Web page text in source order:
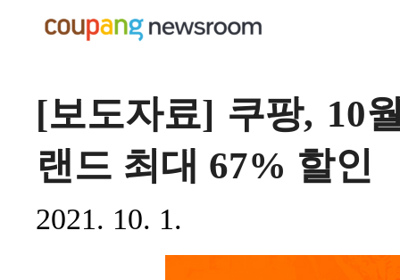
[보도자료] 쿠팡, 10
랜드 최대 67% 할인
2021. 10. 1.